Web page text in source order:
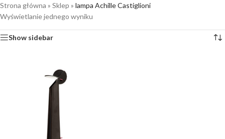
Strona główna » Sklep » lampa Achille Castiglioni
Wyświetlanie jednego wyniku
Show sidebar